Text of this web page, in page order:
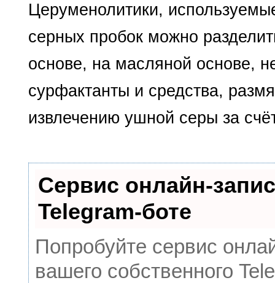
Церуменолитики,
серных пробок можно
основе, на масляной основе,
сурфактанты и средства,
извлечению ушной серы за
Сервис онлайн-
Telegram-боте
Попробуйте сервис
вашего собственного